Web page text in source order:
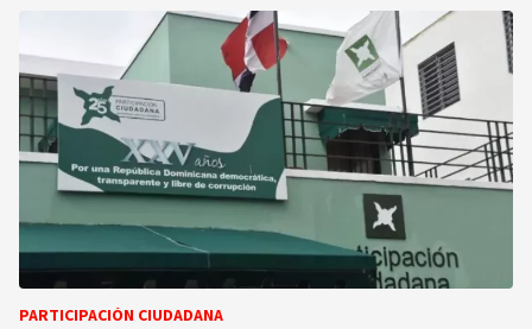
PARTICIPACIÓN CIUDADANA